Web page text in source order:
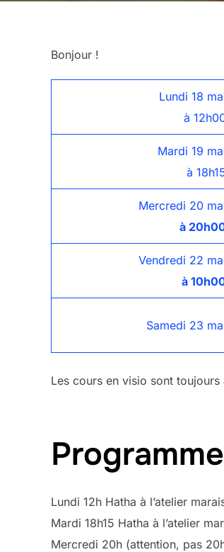
Bonjour !
Lundi 18
à
Mardi 19
à
Mercredi 20
à
Vendredi 22
à
Samedi 23
Les cours en visio sont
Lundi 12h Hatha à l’atelier
Mardi 18h15 Hatha à l’atelier
Mercredi 20h (attention, pas